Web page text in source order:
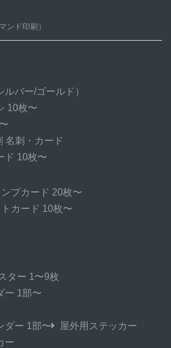
ンド印刷）
ルバー/ゴールド）
10枚〜
名刺・カード
ド 10枚〜
プカード 20枚〜
カード 10枚〜
ター 1〜9枚
ー 1部〜
ダー 1部〜
屋外用ステッカー
ー